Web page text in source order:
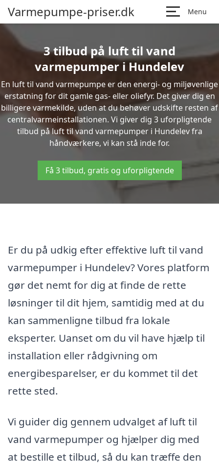
Varmepumpe-priser.dk Menu
3 tilbud på luft til vand
varmepumper i Hundelev
En luft til vand varmepumpe er den energi- og miljøvenlige
erstatning for dit gamle gas- eller oliefyr. Det giver dig en
billigere varmekilde, uden at du behøver udskifte resten af
centralvarmeinstallationen. Vi giver dig 3 uforpligtende
tilbud på luft til vand varmepumper i Hundelev fra
håndværkere, vi kan stå inde for.
Få 3 tilbud, gratis og uforpligtende
Er du på udkig efter effektive luft til vand
varmepumper i Hundelev? Vores platform
gør det nemt for dig at finde de rette
løsninger til dit hjem, samtidig med at du
kan sammenligne tilbud fra lokale
eksperter. Uanset om du vil have hjælp til
installation eller rådgivning om
energibesparelser, er du kommet til det
rette sted.
Vi guider dig gennem udvalget af luft til
vand varmepumper og hjælper dig med
at bestille et tilbud, så du kan træffe den